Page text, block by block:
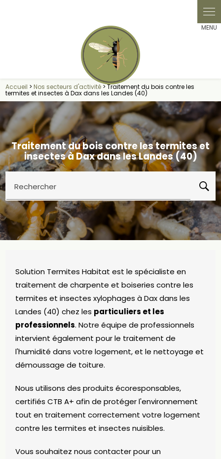
Accueil >Nos secteurs d'activité > Traitement du bois contre les
termites et insectes à Dax dans les Landes (40)
Traitement du bois contre les termites et
insectes à Dax dans les Landes (40)
Rechercher
Solution Termites Habitat est le spécialiste en
traitement de charpente et boiseries contre les
termites et insectes xylophages à Dax dans les
Landes (40) chez les particuliers et les
professionnels. Notre équipe de professionnels
intervient également pour le traitement de
l'humidité dans votre logement, et le nettoyage et
démoussage de toiture.
Nous utilisons des produits écoresponsables,
certifiés CTB A+ afin de protéger l'environnement
tout en traitement correctement votre logement
contre les termites et insectes nuisibles.
Vous souhaitez nous contacter pour un